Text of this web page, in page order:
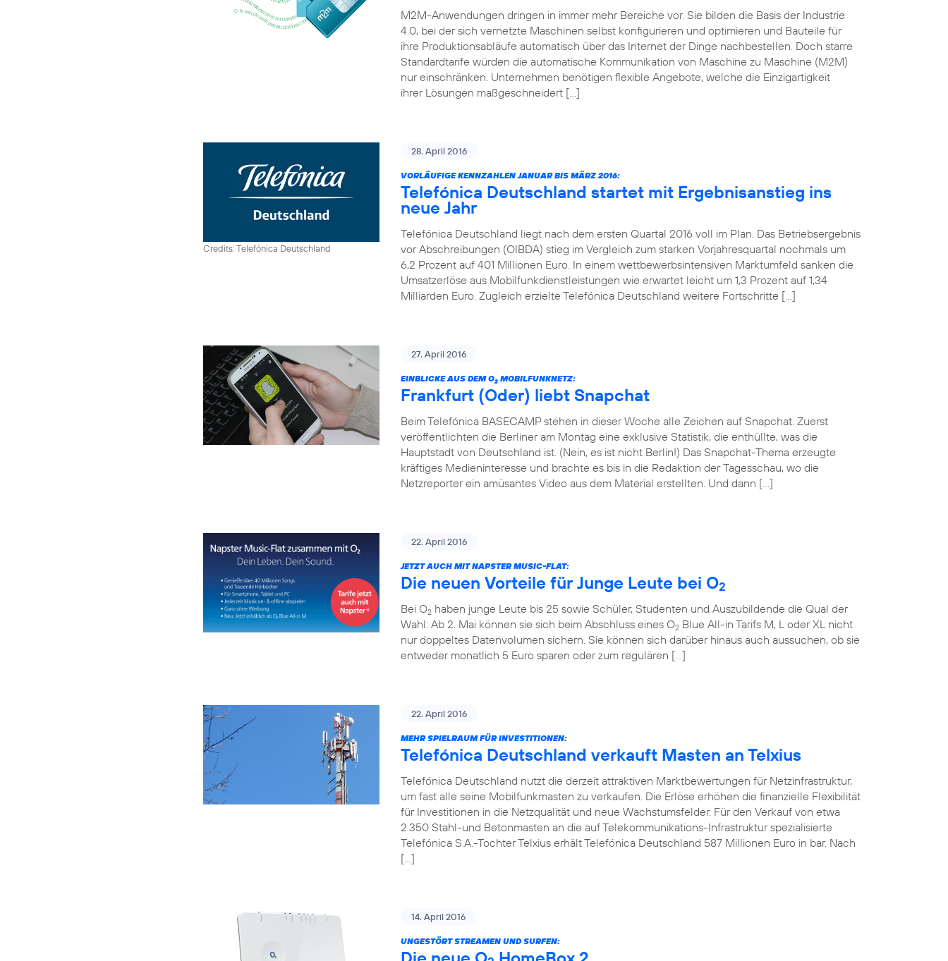
M2M-Anwendungen dringen in immer mehr Bereiche vor. Sie bilden die Basis der Industrie
4.0, bei der sich vernetzte Maschinen selbst konfigurieren und optimieren und Bauteile für
ihre Produktionsabläufe automatisch über das Internet der Dinge nachbestellen. Doch starre
Standardtarife würden die automatische Kommunikation von Maschine zu Maschine (M2M)
nur einschränken. Unternehmen benötigen flexible Angebote, welche die Einzigartigkeit
ihrer Lösungen maßgeschneidert […]
Credits: Telefónica Deutschland
28. April 2016
VORLÄUFIGE KENNZAHLEN JANUAR BIS MÄRZ 2016:
Telefónica Deutschland startet mit Ergebnisanstieg ins
neue Jahr
Telefónica Deutschland liegt nach dem ersten Quartal 2016 voll im Plan. Das Betriebsergebnis
vor Abschreibungen (OIBDA) stieg im Vergleich zum starken Vorjahresquartal nochmals um
6,2 Prozent auf 401 Millionen Euro. In einem wettbewerbsintensiven Marktumfeld sanken die
Umsatzerlöse aus Mobilfunkdienstleistungen wie erwartet leicht um 1,3 Prozent auf 1,34
Milliarden Euro. Zugleich erzielte Telefónica Deutschland weitere Fortschritte […]
27. April 2016
EINBLICKE AUS DEM O2 MOBILFUNKNETZ:
Frankfurt (Oder) liebt Snapchat
Beim Telefónica BASECAMP stehen in dieser Woche alle Zeichen auf Snapchat. Zuerst
veröffentlichten die Berliner am Montag eine exklusive Statistik, die enthüllte, was die
Hauptstadt von Deutschland ist. (Nein, es ist nicht Berlin!) Das Snapchat-Thema erzeugte
kräftiges Medieninteresse und brachte es bis in die Redaktion der Tagesschau, wo die
Netzreporter ein amüsantes Video aus dem Material erstellten. Und dann […]
22. April 2016
JETZT AUCH MIT NAPSTER MUSIC-FLAT:
Die neuen Vorteile für Junge Leute bei O2
Bei O2 haben junge Leute bis 25 sowie Schüler, Studenten und Auszubildende die Qual der
Wahl: Ab 2. Mai können sie sich beim Abschluss eines O2 Blue All-in Tarifs M, L oder XL nicht
nur doppeltes Datenvolumen sichern. Sie können sich darüber hinaus auch aussuchen, ob sie
entweder monatlich 5 Euro sparen oder zum regulären […]
22. April 2016
MEHR SPIELRAUM FÜR INVESTITIONEN:
Telefónica Deutschland verkauft Masten an Telxius
Telefónica Deutschland nutzt die derzeit attraktiven Marktbewertungen für Netzinfrastruktur,
um fast alle seine Mobilfunkmasten zu verkaufen. Die Erlöse erhöhen die finanzielle Flexibilität
für Investitionen in die Netzqualität und neue Wachstumsfelder. Für den Verkauf von etwa
2.350 Stahl-und Betonmasten an die auf Telekommunikations-Infrastruktur spezialisierte
Telefónica S.A.-Tochter Telxius erhält Telefónica Deutschland 587 Millionen Euro in bar. Nach
[…]
14. April 2016
UNGESTÖRT STREAMEN UND SURFEN: